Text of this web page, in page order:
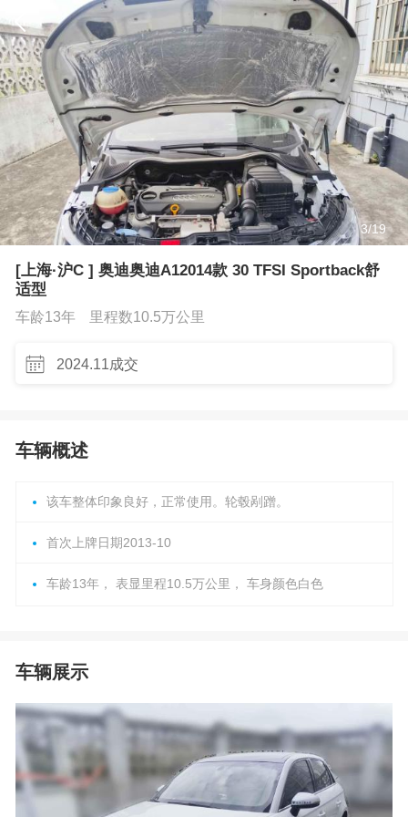
3/19
[上海·沪C ] 奥迪奥迪A12014款 30 TFSI Sportback舒
适型
车龄13年 里程数10.5万公里
2024.11成交
车辆概述
该车整体印象良好，正常使用。轮毂剐蹭。
首次上牌日期2013-10
车龄13年， 表显里程10.5万公里， 车身颜色白色
车辆展示